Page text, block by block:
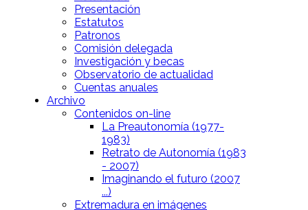
Presentación
Estatutos
Patronos
Comisión delegada
Investigación y becas
Observatorio de actualidad
Cuentas anuales
Archivo
Contenidos on-line
La Preautonomía (1977-
1983)
Retrato de Autonomía (1983
- 2007)
Imaginando el futuro (2007
...)
Extremadura en imágenes